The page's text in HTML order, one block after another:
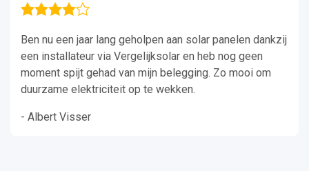
Ben nu een jaar lang geholpen aan solar panelen dankzij
een installateur via Vergelijksolar en heb nog geen
moment spijt gehad van mijn belegging. Zo mooi om
duurzame elektriciteit op te wekken.
- Albert Visser